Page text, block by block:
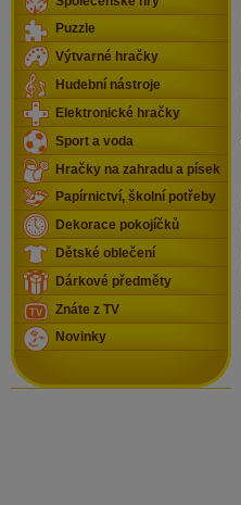
Puzzle
Výtvarné hračky
Hudební nástroje
Elektronické hračky
Sport a voda
Hračky na zahradu a písek
Papírnictví, školní potřeby
Dekorace pokojíčků
Dětské oblečení
Dárkové předměty
Znáte z TV
Novinky